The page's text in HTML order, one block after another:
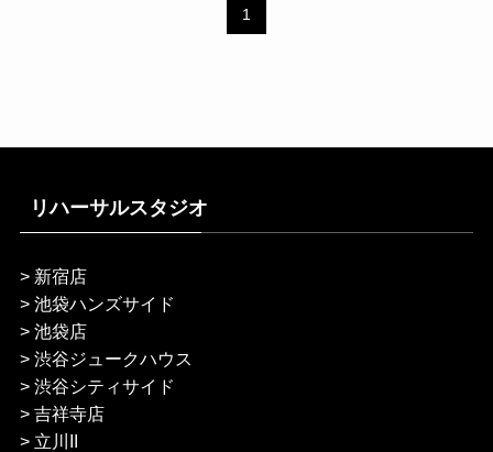
1
リハーサルスタジオ
> 新宿店
> 池袋ハンズサイド
> 池袋店
> 渋谷ジュークハウス
> 渋谷シティサイド
> 吉祥寺店
> 立川II